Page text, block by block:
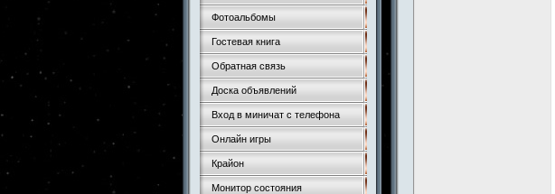
Фотоальбомы
Гостевая книга
Обратная связь
Доска объявлений
Вход в миничат с телефона
Онлайн игры
Крайон
Монитор состояния